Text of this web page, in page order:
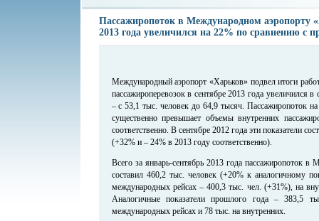
Пассажиропоток в Международном аэропорту
2013 года увеличился на 22% по сравнению с
Международный аэропорт «Харьков» подвел итоги
пассажироперевозок в сентябре 2013 года увеличился
– с 53,1 тыс. человек до 64,9 тысяч. Пассажиропоток
существенно превышает объемы внутренних
соответственно. В сентябре 2012 года эти показатели
(+32% и – 24% в 2013 году соответственно).
Всего за январь-сентябрь 2013 года пассажиропоток
составил 460,2 тыс. человек (+20% к аналогичному
международных рейсах – 400,3 тыс. чел. (+31%), на
Аналогичные показатели прошлого года – 383,5
международных рейсах и 78 тыс. на внутренних.